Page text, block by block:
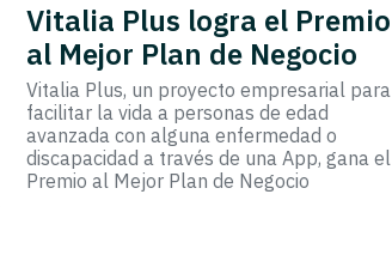
Vitalia Plus logra el Premio
al Mejor Plan de Negocio
Vitalia Plus, un proyecto empresarial para
facilitar la vida a personas de edad
avanzada con alguna enfermedad o
discapacidad a través de una App, gana el
Premio al Mejor Plan de Negocio